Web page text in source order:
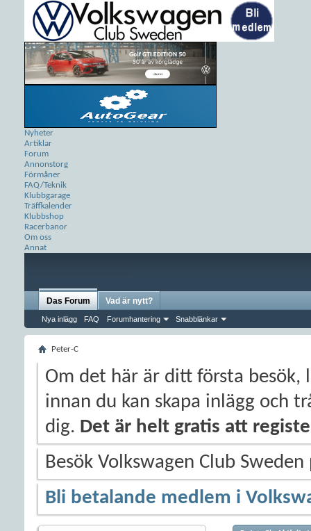
Nyheter
Artiklar
Forum
Annonstorg
Förmåner
FAQ/Teknik
Klubbgarage
Träffkalender
Klubbshop
Racerbanor
Om oss
Annat
Das Forum
Nya inlägg FAQ Forumhantering Snabblänkar
Vad är nytt?
Peter-C
Om det här är ditt första besök,
innan du kan skapa inlägg och
dig. Det är helt gratis att
Besök Volkswagen Club
Bli betalande medlem i